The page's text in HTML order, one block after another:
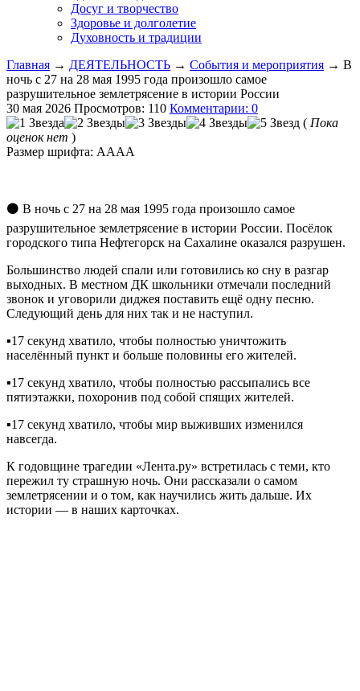
Досуг и творчество
Здоровье и долголетие
Духовность и традиции
Главная → ДЕЯТЕЛЬНОСТЬ → События и мероприятия → В
ночь с 27 на 28 мая 1995 года произошло самое
разрушительное землетрясение в истории России
30 мая 2026 Просмотров: 110 Комментарии: 0
( Пока
оценок нет )
Размер шрифта: AAAA
⚫️ В ночь с 27 на 28 мая 1995 года произошло самое
разрушительное землетрясение в истории России. Посёлок
городского типа Нефтегорск на Сахалине оказался разрушен.
Большинство людей спали или готовились ко сну в разгар
выходных. В местном ДК школьники отмечали последний
звонок и уговорили диджея поставить ещё одну песню.
Следующий день для них так и не наступил.
▪️17 секунд хватило, чтобы полностью уничтожить
населённый пункт и больше половины его жителей.
▪️17 секунд хватило, чтобы полностью рассыпались все
пятиэтажки, похоронив под собой спящих жителей.
▪️17 секунд хватило, чтобы мир выживших изменился
навсегда.
К годовщине трагедии «Лента.ру» встретилась с теми, кто
пережил ту страшную ночь. Они рассказали о самом
землетрясении и о том, как научились жить дальше. Их
истории — в наших карточках.